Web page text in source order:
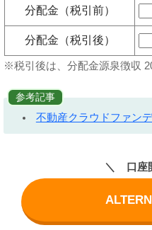
分配金（税引前）
分配金（税引後）
※税引後は、分配金源泉徴収
参考記事
不動産クラウドファン
口座